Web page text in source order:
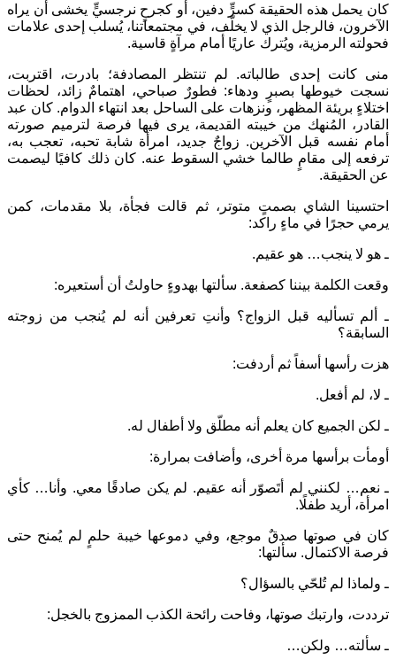
كان يحمل هذه الحقيقة كسرٍّ دفين، أو كجرحٍ نرجسيٍّ يخشى أن يراه
الآخرون، فالرجل الذي لا يخلّف، في مجتمعاتنا، يُسلب إحدى علامات
فحولته الرمزية، ويُترك عاريًا أمام مرآةٍ قاسية.
منى كانت إحدى طالباته. لم تنتظر المصادفة؛ بادرت، اقتربت،
نسجت خيوطها بصبرٍ ودهاء: فطورٌ صباحي، اهتمامٌ زائد، لحظات
اختلاءٍ بريئة المظهر، ونزهات على الساحل بعد انتهاء الدوام. كان عبد
القادر، المُنهك من خيبته القديمة، يرى فيها فرصة لترميم صورته
أمام نفسه قبل الآخرين. زواجٌ جديد، امرأة شابة تحبه، تعجب به،
ترفعه إلى مقامٍ طالما خشي السقوط عنه. كان ذلك كافيًا ليصمت
عن الحقيقة.
احتسينا الشاي بصمتٍ متوتر، ثم قالت فجأة، بلا مقدمات، كمن
يرمي حجرًا في ماءٍ راكد:
ـ هو لا ينجب… هو عقيم.
وقعت الكلمة بيننا كصفعة. سألتها بهدوءٍ حاولتُ أن أستعيره:
ـ ألم تسأليه قبل الزواج؟ وأنتِ تعرفين أنه لم يُنجب من زوجته
السابقة؟
هزت رأسها أسفاً ثم أردفت:
ـ لا، لم أفعل.
ـ لكن الجميع كان يعلم أنه مطلّق ولا أطفال له.
أومأت برأسها مرة أخرى، وأضافت بمرارة:
ـ نعم… لكنني لم أتَصوّر أنه عقيم. لم يكن صادقًا معي. وأنا… كأي
امرأة، أريد طفلًا.
كان في صوتها صدقٌ موجع، وفي دموعها خيبة حلمٍ لم يُمنح حتى
فرصة الاكتمال. سألتها:
ـ ولماذا لم تُلحّي بالسؤال؟
ترددت، وارتبك صوتها، وفاحت رائحة الكذب الممزوج بالخجل:
ـ سألته… ولكن…